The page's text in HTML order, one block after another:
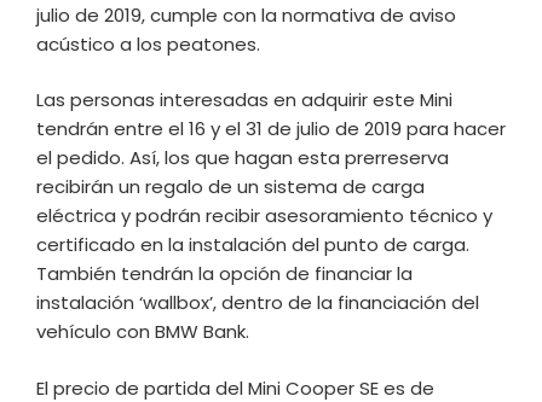
julio de 2019, cumple con la normativa de aviso
acústico a los peatones.
Las personas interesadas en adquirir este Mini
tendrán entre el 16 y el 31 de julio de 2019 para hacer
el pedido. Así, los que hagan esta prerreserva
recibirán un regalo de un sistema de carga
eléctrica y podrán recibir asesoramiento técnico y
certificado en la instalación del punto de carga.
También tendrán la opción de financiar la
instalación ‘wallbox’, dentro de la financiación del
vehículo con BMW Bank.
El precio de partida del Mini Cooper SE es de